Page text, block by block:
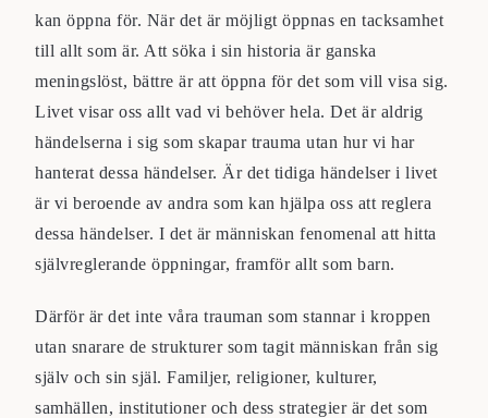
kan öppna för. När det är möjligt öppnas en tacksamhet
till allt som är. Att söka i sin historia är ganska
meningslöst, bättre är att öppna för det som vill visa sig.
Livet visar oss allt vad vi behöver hela. Det är aldrig
händelserna i sig som skapar trauma utan hur vi har
hanterat dessa händelser. Är det tidiga händelser i livet
är vi beroende av andra som kan hjälpa oss att reglera
dessa händelser. I det är människan fenomenal att hitta
självreglerande öppningar, framför allt som barn.
Därför är det inte våra trauman som stannar i kroppen
utan snarare de strukturer som tagit människan från sig
själv och sin själ. Familjer, religioner, kulturer,
samhällen, institutioner och dess strategier är det som